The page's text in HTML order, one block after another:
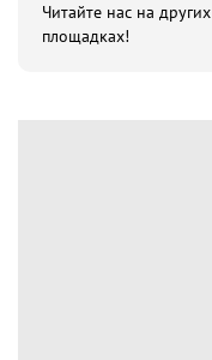
Читайте нас на других
площадках!